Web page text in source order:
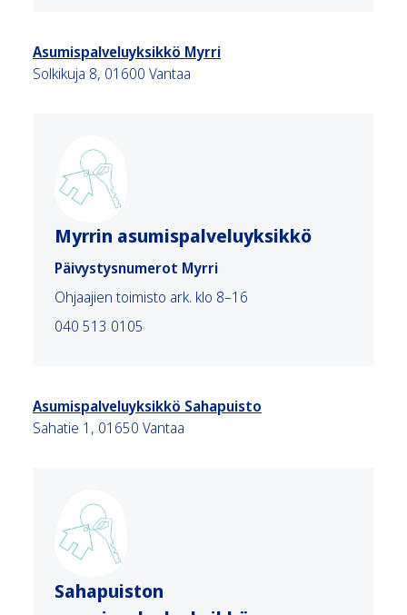
Asumispalveluyksikkö Myrri
Solkikuja 8, 01600 Vantaa
Myrrin asumispalveluyksikkö
Päivystysnumerot Myrri
Ohjaajien toimisto ark. klo 8–16
040 513 0105
Asumispalveluyksikkö Sahapuisto
Sahatie 1, 01650 Vantaa
Sahapuiston